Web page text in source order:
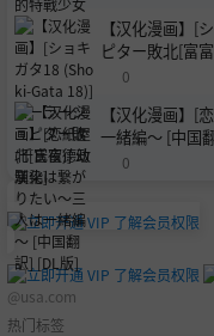
【汉化漫画】[
ピター敗北[富
0
【汉化漫画】[
一緒編〜 [中国
0
@usa.com
热门标签